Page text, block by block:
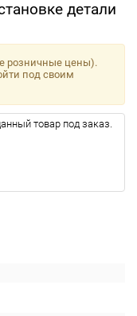
детали
розничные цены).
под своим
товар под заказ.